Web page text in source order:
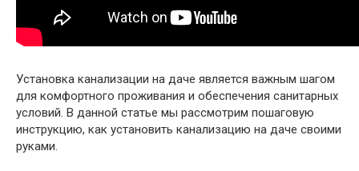
Установка канализации на даче является важным шагом
для комфортного проживания и обеспечения санитарных
условий. В данной статье мы рассмотрим пошаговую
инструкцию, как установить канализацию на даче своими
руками.